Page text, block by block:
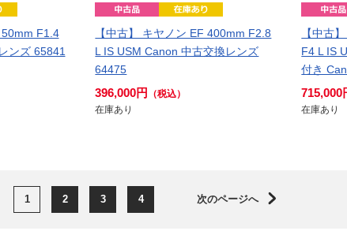
50mm F1.4
ンズ 65841
【中古】 キヤノン EF 400mm F2.8
L IS USM Canon 中古交換レンズ
64475
396,000円
（税込）
在庫あり
【中古
F4 L IS
付き
715,000
在庫あり
1 2 3 4 次のページへ